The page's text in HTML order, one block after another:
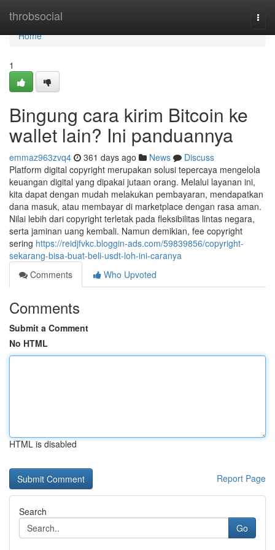
throbsocial
Home
Home
1
Bingung cara kirim Bitcoin ke
wallet lain? Ini panduannya
emmaz963zvq4 361 days ago News
Discuss
Platform digital copyright merupakan solusi tepercaya mengelola
keuangan digital yang dipakai jutaan orang. Melalui layanan ini,
kita dapat dengan mudah melakukan pembayaran, mendapatkan
dana masuk, atau membayar di marketplace dengan rasa aman.
Nilai lebih dari copyright terletak pada fleksibilitas lintas negara,
serta jaminan uang kembali. Namun demikian, fee copyright
sering https://reidjfvkc.bloggin-ads.com/59839856/copyright-
sekarang-bisa-buat-beli-usdt-loh-ini-caranya
Comments
Who Upvoted
Comments
Submit a Comment
No HTML
HTML is disabled
Report Page
Search
Go